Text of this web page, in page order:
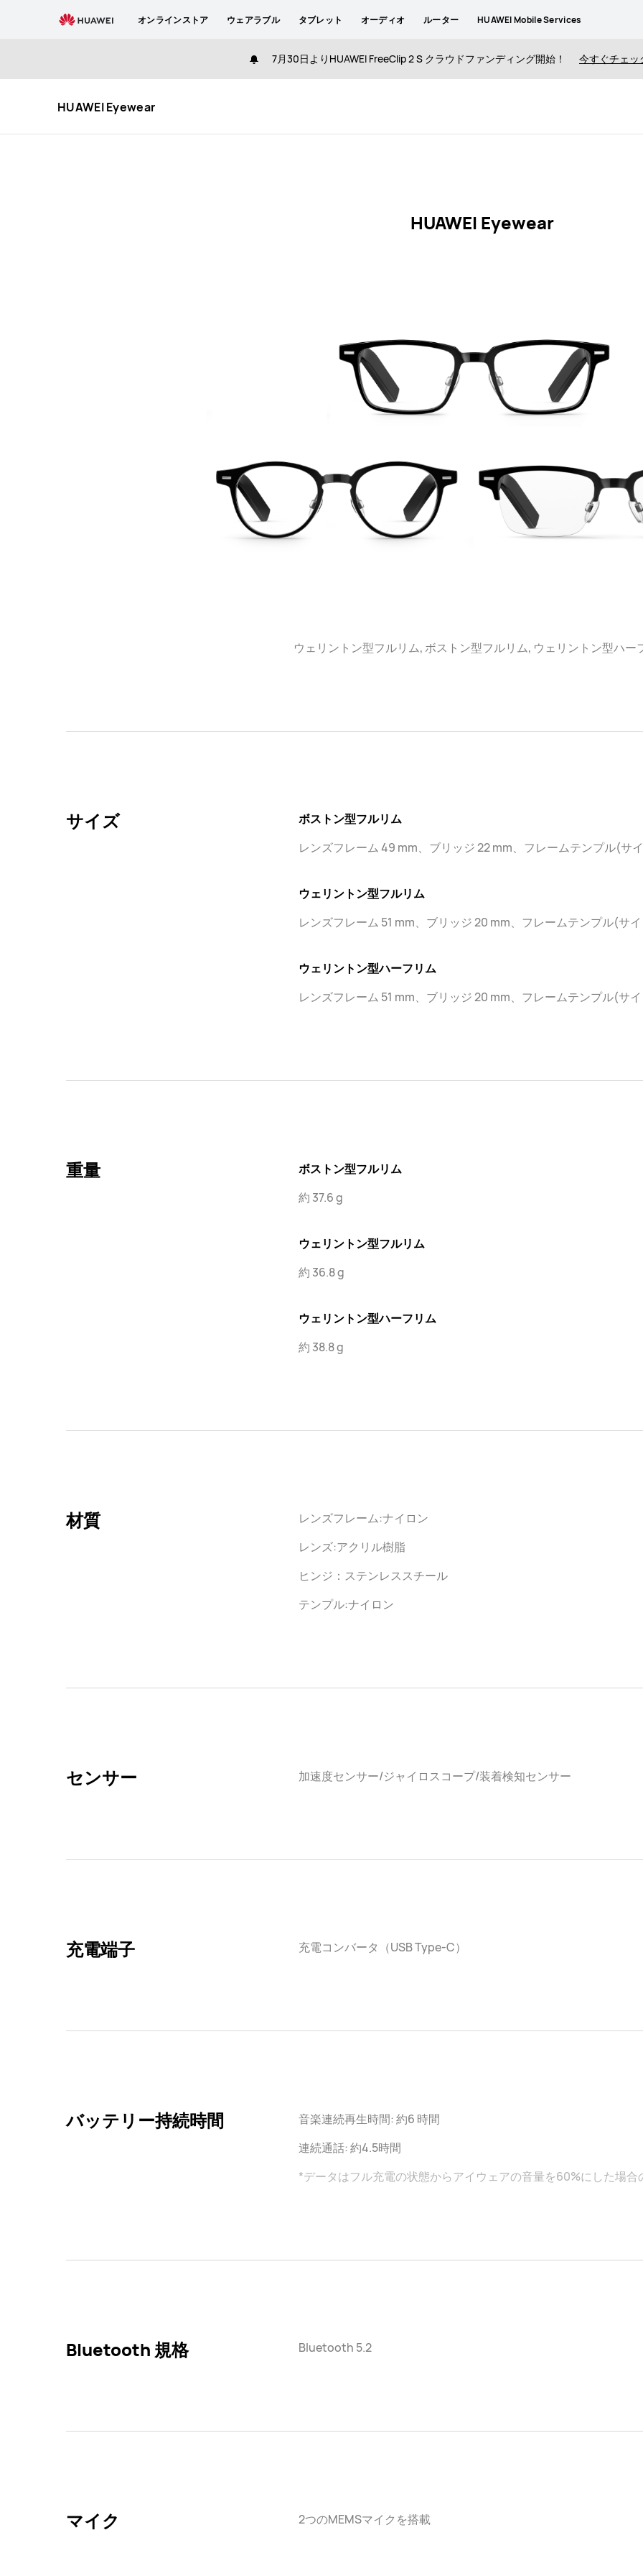
オンラインストア ウェアラブル タブレット オーディオ ルーター HUAWEI Mobile Services
7月30日よりHUAWEI FreeClip 2 S クラウドファンディング開始！ 今すぐチェッ
HUAWEI Eyewear
HUAWEI Eyewear
ウェリントン型フルリム, ボストン型フルリム, ウェリントン型ハー
サイズ
ボストン型フルリム
レンズフレーム 49 mm、ブリッジ 22 mm、フレームテンプル(サ
ウェリントン型フルリム
レンズフレーム 51 mm、ブリッジ 20 mm、フレームテンプル(サ
ウェリントン型ハーフリム
レンズフレーム 51 mm、ブリッジ 20 mm、フレームテンプル(サ
重量
ボストン型フルリム
約 37.6 g
ウェリントン型フルリム
約 36.8 g
ウェリントン型ハーフリム
約 38.8 g
材質
レンズフレーム:ナイロン
レンズ:アクリル樹脂
ヒンジ：ステンレススチール
テンプル:ナイロン
センサー 加速度センサー/ジャイロスコープ/装着検知センサー
充電端子 充電コンバータ（USB Type-C）
バッテリー持続時間
音楽連続再生時間: 約6 時間
連続通話: 約4.5時間
*データはフル充電の状態からアイウェアの音量を60%にした場合
Bluetooth 規格 Bluetooth 5.2
マイク 2つのMEMSマイクを搭載